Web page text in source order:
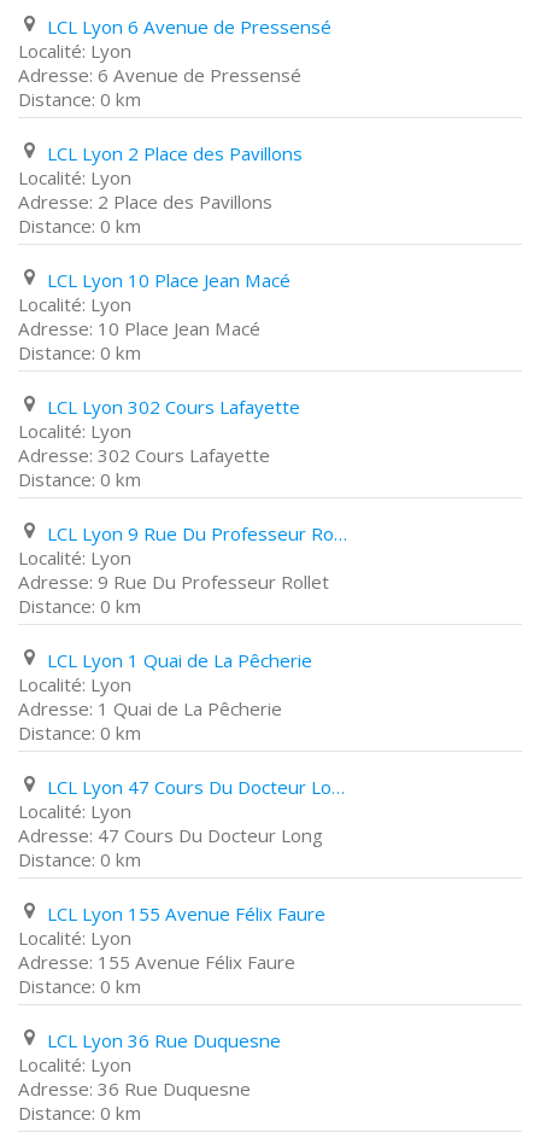
LCL Lyon 6 Avenue de Pressensé
Lyon
6 Avenue de Pressensé
0 km
LCL Lyon 2 Place des Pavillons
Lyon
2 Place des Pavillons
0 km
LCL Lyon 10 Place Jean Macé
Lyon
10 Place Jean Macé
0 km
LCL Lyon 302 Cours Lafayette
Lyon
302 Cours Lafayette
0 km
LCL Lyon 9 Rue Du Professeur Rollet
Lyon
9 Rue Du Professeur Rollet
0 km
LCL Lyon 1 Quai de La Pêcherie
Lyon
1 Quai de La Pêcherie
0 km
LCL Lyon 47 Cours Du Docteur Long
Lyon
47 Cours Du Docteur Long
0 km
LCL Lyon 155 Avenue Félix Faure
Lyon
155 Avenue Félix Faure
0 km
LCL Lyon 36 Rue Duquesne
Lyon
36 Rue Duquesne
0 km